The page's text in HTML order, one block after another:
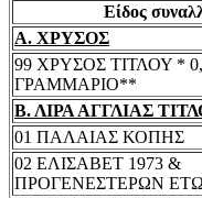
Είδος
Α. ΧΡΥΣΟΣ
99 ΧΡΥΣΟΣ ΤΙΤΛΟΥ *
ΓΡΑΜΜΑΡΙΟ**
Β. ΛΙΡΑ ΑΓΓΛΙΑΣ
01 ΠΑΛΑΙΑΣ ΚΟΠΗΣ
02 ΕΛΙΣΑΒΕΤ 1973 &
ΠΡΟΓΕΝΕΣΤΕΡΩΝ